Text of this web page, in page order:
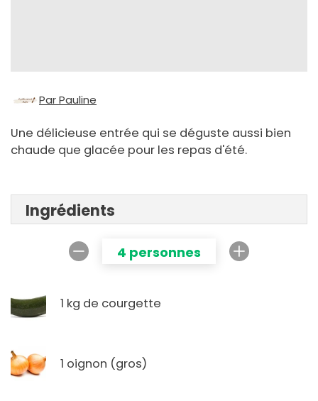
Par Pauline
Une délicieuse entrée qui se déguste aussi bien
chaude que glacée pour les repas d'été.
Ingrédients
4 personnes
1 kg de courgette
1 oignon (gros)